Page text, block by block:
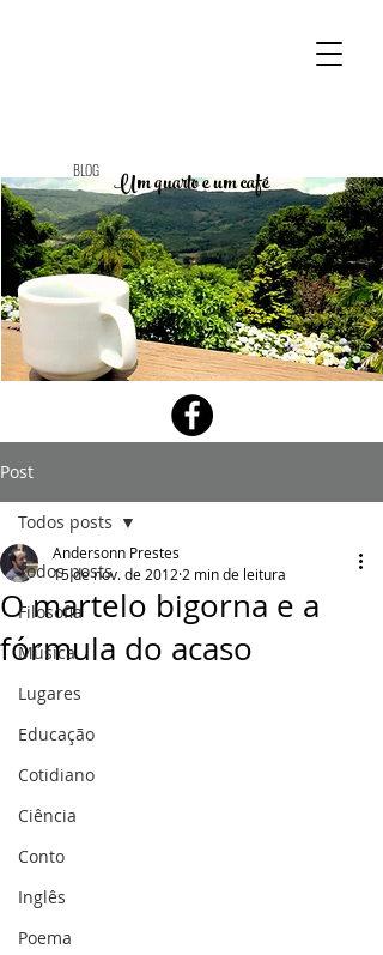
Um quarto e um café
BLOG
Post
Todos posts
Filosofia
Música
Lugares
Educação
Cotidiano
Ciência
Conto
Inglês
Poema
Todos posts
O martelo bigorna e a
fórmula do acaso
Andersonn Prestes
15 de nov. de 2012 2 min de leitura